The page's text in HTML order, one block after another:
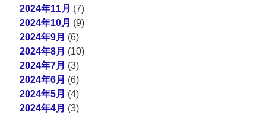
2024年11月 (7)
2024年10月 (9)
2024年9月 (6)
2024年8月 (10)
2024年7月 (3)
2024年6月 (6)
2024年5月 (4)
2024年4月 (3)